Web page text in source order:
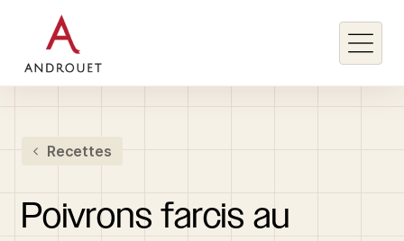
Rechercher un mot clé
Recettes
Poivrons farcis au